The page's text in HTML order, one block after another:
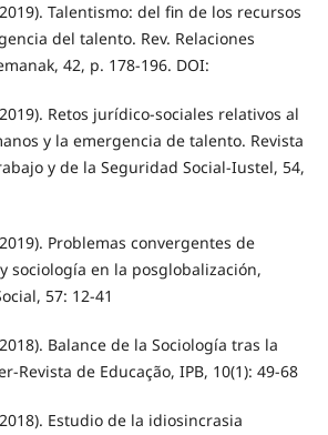
Talentismo: del fin de los recursos
del talento. Rev. Relaciones
42, p. 178-196. DOI:
Retos jurídico-sociales relativos al
y la emergencia de talento. Revista
y de la Seguridad Social-Iustel, 54,
Problemas convergentes de
sociología en la posglobalización,
57: 12-41
Balance de la Sociología tras la
Revista de Educação, IPB, 10(1): 49-68
Estudio de la idiosincrasia